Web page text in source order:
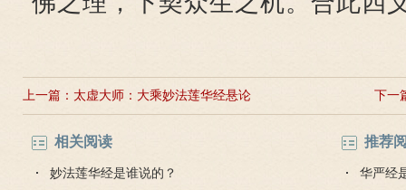
上一篇： 太虚大师：大乘妙法莲华经悬论 下一
相关阅读
妙法莲华经是谁说的？
推荐
华严经